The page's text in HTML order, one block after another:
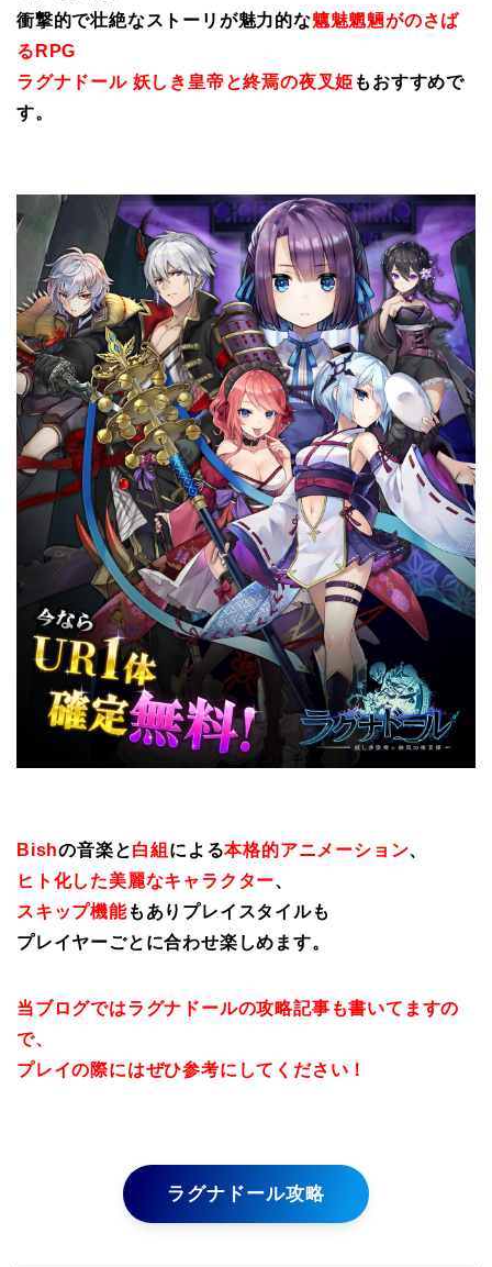
衝撃的で壮絶なストーリが魅力的な魑魅魍魎がのさば
るRPG
ラグナドール 妖しき皇帝と終焉の夜叉姫 もおすすめで
す。
Bishの音楽と白組 による本格的アニメーション、
ヒト化した美麗なキャラクター、
スキップ機能もありプレイスタイルも
プレイヤーごとに合わせ楽しめます。
当ブログではラグナドールの攻略記事も書いてますの
で、
プレイの際にはぜひ参考にしてください！
ラグナドール攻略